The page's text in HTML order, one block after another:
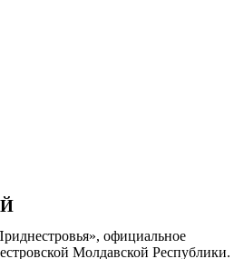
официальное
Молдавской Республики.